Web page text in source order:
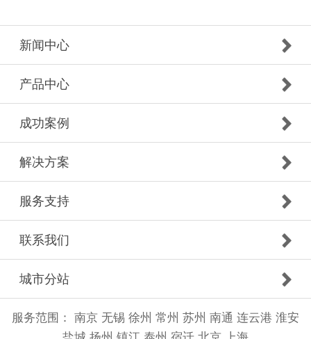
新闻中心
产品中心
成功案例
解决方案
服务支持
联系我们
城市分站
服务范围： 南京 无锡 徐州 常州 苏州 南通 连云港 淮安